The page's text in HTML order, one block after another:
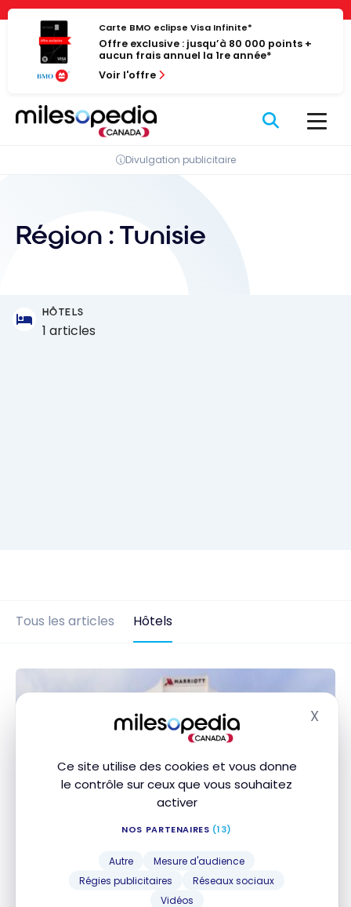
Panneau de gestion des cookies
Ce site utilise des cookies et vous donne
le contrôle sur ceux que vous souhaitez
activer
NOS PARTENAIRES (13)
Autre
Mesure d'audience
Régies publicitaires
Réseaux sociaux
Vidéos
X
Passer
contenu
Carte BMO eclipse Visa Infinite*
Offre exclusive : jusqu’à 80 000 points +
aucun frais annuel la 1re année*
Voir l'offre
Divulgation publicitaire
Région : Tunisie
HÔTELS
1 articles
Tous les articles Hôtels
Avis : Sousse Pearl Marriott Resort &
Spa | Marriott Bonvoy